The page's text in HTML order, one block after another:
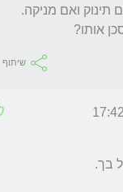
שיתוף